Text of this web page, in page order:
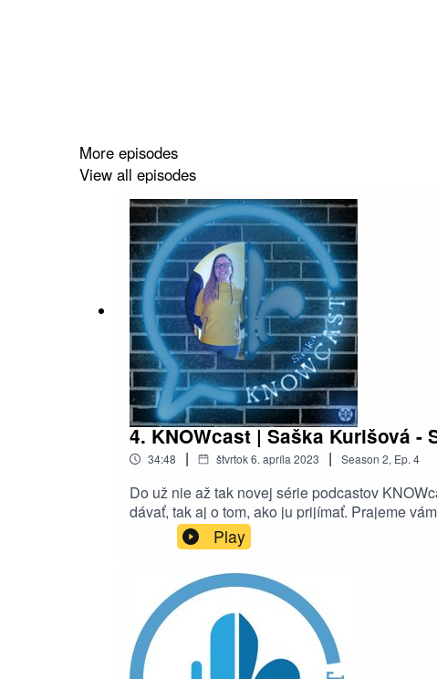
More episodes
View all episodes
4. KNOWcast | Saška Kurišová -
34:48 | štvrtok 6. apríla 2023 | Season 2, Ep. 4
Do už nie až tak novej série podcastov
dávať, tak aj o tom, ako ju prijímať. Prajeme
skautskou oblasťou a nadáciou ZSE
Play